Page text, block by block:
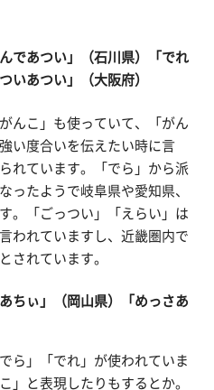
であつい」（石川県）「でれ
いあつい」（大阪府）
んこ」も使っていて、「がん
い度合いを伝えたい時に言
れています。「でら」から派
ったようで岐阜県や愛知県、
。「ごっつい」「えらい」は
われていますし、近畿圏内で
されています。
ちぃ」（岡山県）「めっさあ
ら」「でれ」が使われていま
」と表現したりもするとか。